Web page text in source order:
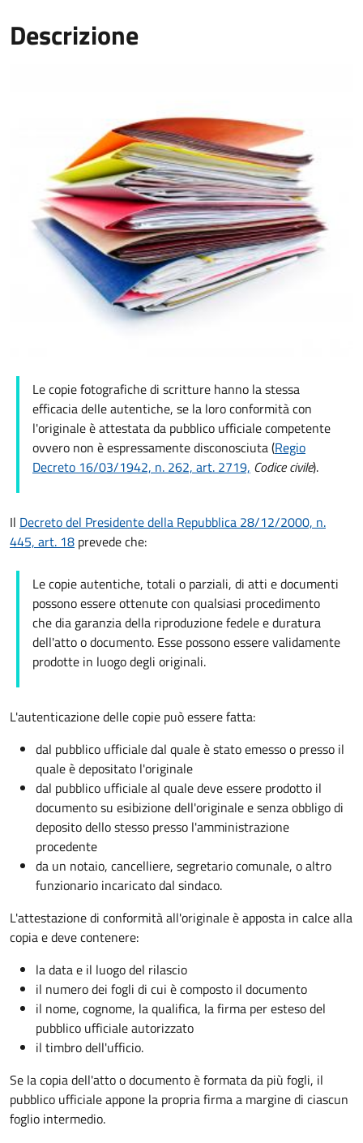
Descrizione
Le copie fotografiche di scritture hanno la stessa
efficacia delle autentiche, se la loro conformità con
l'originale è attestata da pubblico ufficiale competente
ovvero non è espressamente disconosciuta (Regio
Decreto 16/03/1942, n. 262, art. 2719, Codice civile).
Il Decreto del Presidente della Repubblica 28/12/2000, n.
445, art. 18 prevede che:
Le copie autentiche, totali o parziali, di atti e documenti
possono essere ottenute con qualsiasi procedimento
che dia garanzia della riproduzione fedele e duratura
dell'atto o documento. Esse possono essere validamente
prodotte in luogo degli originali.
L'autenticazione delle copie può essere fatta:
dal pubblico ufficiale dal quale è stato emesso o presso il
quale è depositato l'originale
dal pubblico ufficiale al quale deve essere prodotto il
documento su esibizione dell'originale e senza obbligo di
deposito dello stesso presso l'amministrazione
procedente
da un notaio, cancelliere, segretario comunale, o altro
funzionario incaricato dal sindaco.
L'attestazione di conformità all'originale è apposta in calce alla
copia e deve contenere:
la data e il luogo del rilascio
il numero dei fogli di cui è composto il documento
il nome, cognome, la qualifica, la firma per esteso del
pubblico ufficiale autorizzato
il timbro dell'ufficio.
Se la copia dell'atto o documento è formata da più fogli, il
pubblico ufficiale appone la propria firma a margine di ciascun
foglio intermedio.